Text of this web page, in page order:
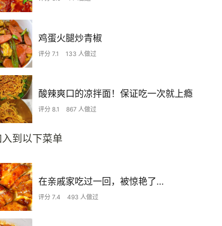
鸡蛋火腿炒青椒
评分 7.1 133 人做过
酸辣爽口的凉拌面！保证吃一次就上瘾
评分 8.1 867 人做过
到以下菜单
在亲戚家吃过一回，被惊艳了…
评分 7.4 493 人做过